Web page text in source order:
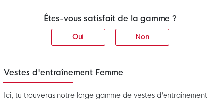
Êtes-vous satisfait de la gamme ?
Oui Non
Vestes d'entraînement Femme
Ici, tu trouveras notre large gamme de vestes d'entraînement